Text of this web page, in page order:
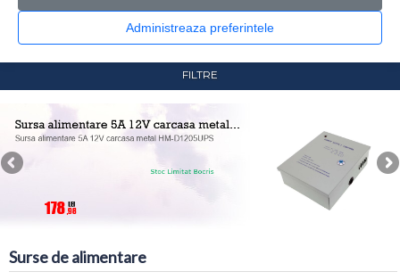
Administreaza preferintele
0 produs(e)
CATALOG PRODUSE
Sisteme de supraveghere > Surse de
FILTRE
Surse de alimentare